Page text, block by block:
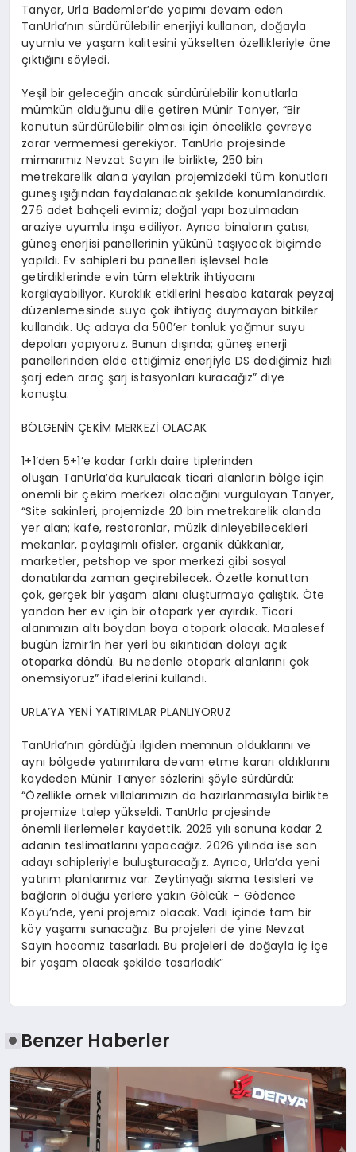
Tanyer, Urla Bademler’de yapımı devam eden
TanUrla’nın sürdürülebilir enerjiyi kullanan, doğayla
uyumlu ve yaşam kalitesini yükselten özellikleriyle öne
çıktığını söyledi.
Yeşil bir geleceğin ancak sürdürülebilir konutlarla
mümkün olduğunu dile getiren Münir Tanyer, “Bir
konutun sürdürülebilir olması için öncelikle çevreye
zarar vermemesi gerekiyor. TanUrla projesinde
mimarımız Nevzat Sayın ile birlikte, 250 bin
metrekarelik alana yayılan projemizdeki tüm konutları
güneş ışığından faydalanacak şekilde konumlandırdık.
276 adet bahçeli evimiz; doğal yapı bozulmadan
araziye uyumlu inşa ediliyor. Ayrıca binaların çatısı,
güneş enerjisi panellerinin yükünü taşıyacak biçimde
yapıldı. Ev sahipleri bu panelleri işlevsel hale
getirdiklerinde evin tüm elektrik ihtiyacını
karşılayabiliyor. Kuraklık etkilerini hesaba katarak peyzaj
düzenlemesinde suya çok ihtiyaç duymayan bitkiler
kullandık. Üç adaya da 500’er tonluk yağmur suyu
depoları yapıyoruz. Bunun dışında; güneş enerji
panellerinden elde ettiğimiz enerjiyle DS dediğimiz hızlı
şarj eden araç şarj istasyonları kuracağız” diye
konuştu.
BÖLGENİN ÇEKİM MERKEZİ OLACAK
1+1’den 5+1’e kadar farklı daire tiplerinden
oluşan TanUrla’da kurulacak ticari alanların bölge için
önemli bir çekim merkezi olacağını vurgulayan Tanyer,
“Site sakinleri, projemizde 20 bin metrekarelik alanda
yer alan; kafe, restoranlar, müzik dinleyebilecekleri
mekanlar, paylaşımlı ofisler, organik dükkanlar,
marketler, petshop ve spor merkezi gibi sosyal
donatılarda zaman geçirebilecek. Özetle konuttan
çok, gerçek bir yaşam alanı oluşturmaya çalıştık. Öte
yandan her ev için bir otopark yer ayırdık. Ticari
alanımızın altı boydan boya otopark olacak. Maalesef
bugün İzmir’in her yeri bu sıkıntıdan dolayı açık
otoparka döndü. Bu nedenle otopark alanlarını çok
önemsiyoruz” ifadelerini kullandı.
URLA’YA YENİ YATIRIMLAR PLANLIYORUZ
TanUrla’nın gördüğü ilgiden memnun olduklarını ve
aynı bölgede yatırımlara devam etme kararı aldıklarını
kaydeden Münir Tanyer sözlerini şöyle sürdürdü:
“Özellikle örnek villalarımızın da hazırlanmasıyla birlikte
projemize talep yükseldi. TanUrla projesinde
önemli ilerlemeler kaydettik. 2025 yılı sonuna kadar 2
adanın teslimatlarını yapacağız. 2026 yılında ise son
adayı sahipleriyle buluşturacağız. Ayrıca, Urla’da yeni
yatırım planlarımız var. Zeytinyağı sıkma tesisleri ve
bağların olduğu yerlere yakın Gölcük – Gödence
Köyü’nde, yeni projemiz olacak. Vadi içinde tam bir
köy yaşamı sunacağız. Bu projeleri de yine Nevzat
Sayın hocamız tasarladı. Bu projeleri de doğayla iç içe
bir yaşam olacak şekilde tasarladık”
Benzer Haberler